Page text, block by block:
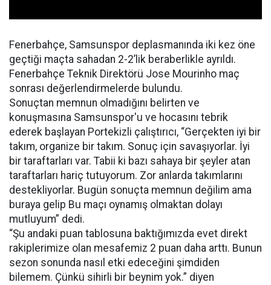
Fenerbahçe, Samsunspor deplasmanında iki kez öne
geçtiği maçta sahadan 2-2’lik beraberlikle ayrıldı.
Fenerbahçe Teknik Direktörü Jose Mourinho maç
sonrası değerlendirmelerde bulundu.
Sonuçtan memnun olmadığını belirten ve
konuşmasına Samsunspor'u ve hocasını tebrik
ederek başlayan Portekizli çalıştırıcı, “Gerçekten iyi bir
takım, organize bir takım. Sonuç için savaşıyorlar. İyi
bir taraftarları var. Tabii ki bazı sahaya bir şeyler atan
taraftarları hariç tutuyorum. Zor anlarda takımlarını
destekliyorlar. Bugün sonuçta memnun değilim ama
buraya gelip Bu maçı oynamış olmaktan dolayı
mutluyum” dedi.
“Şu andaki puan tablosuna baktığımızda evet direkt
rakiplerimize olan mesafemiz 2 puan daha arttı. Bunun
sezon sonunda nasıl etki edeceğini şimdiden
bilemem. Çünkü sihirli bir beynim yok.” diyen